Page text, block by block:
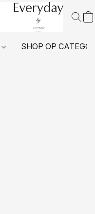
SHOP OP